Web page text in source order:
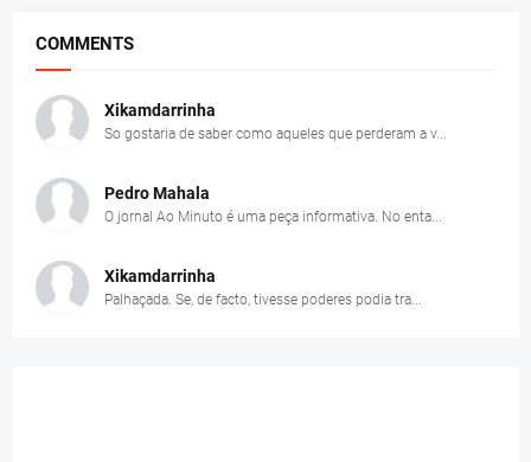
COMMENTS
Xikamdarrinha
So gostaria de saber como aqueles que perderam a v...
Pedro Mahala
O jornal Ao Minuto é uma peça informativa. No enta...
Xikamdarrinha
Palhaçada. Se, de facto, tivesse poderes podia tra...